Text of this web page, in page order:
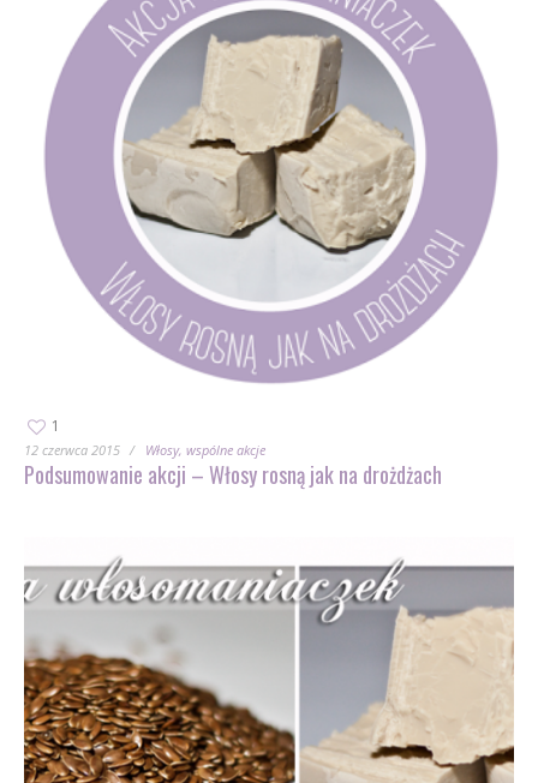
1
12 czerwca 2015 Włosy wspólne akcje
Podsumowanie akcji – Włosy rosną jak na drożdżach